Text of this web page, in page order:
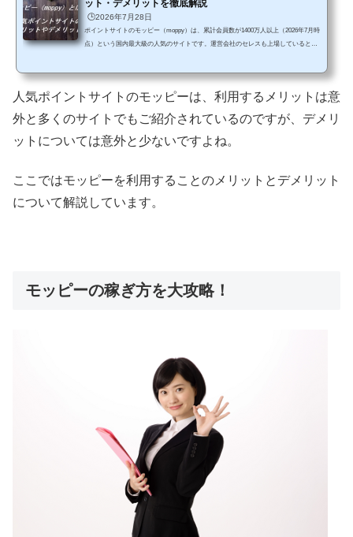
ット・デメリットを徹底解説
🕒️2026年7月28日
ポイントサイトのモッピー（moppy）は、累計会員数が1400万人以上（2026年7月時
点）という国内最大級の人気のサイトです。運営会社のセレスも上場しているとい
の理由にもなっているのでしょう。そのため、いろいろなところでモッピーに関連
した広告を見かけることも多く、興味を持っている方も多いのではないでしょう
人気ポイントサイトのモッピーは、利用するメリットは意
外と多くのサイトでもご紹介されているのですが、デメリ
ットについては意外と少ないですよね。
ここではモッピーを利用することのメリットとデメリット
について解説しています。
モッピーの稼ぎ方を大攻略！